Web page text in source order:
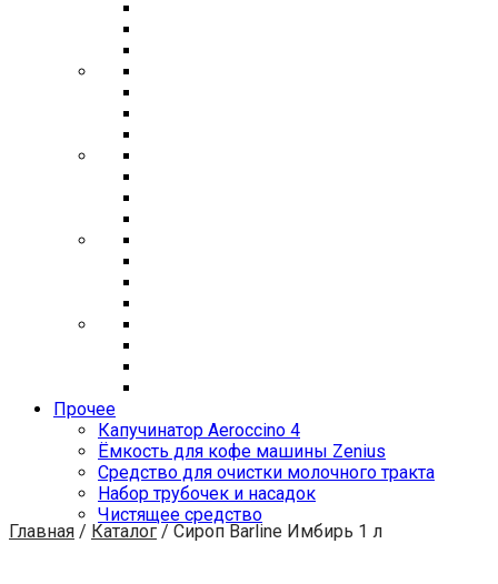
Прочее
Капучинатор Aeroccino 4
Ёмкость для кофе машины Zenius
Средство для очистки молочного тракта
Набор трубочек и насадок
Чистящее средство
Главная / Каталог / Сироп Barline Имбирь 1 л